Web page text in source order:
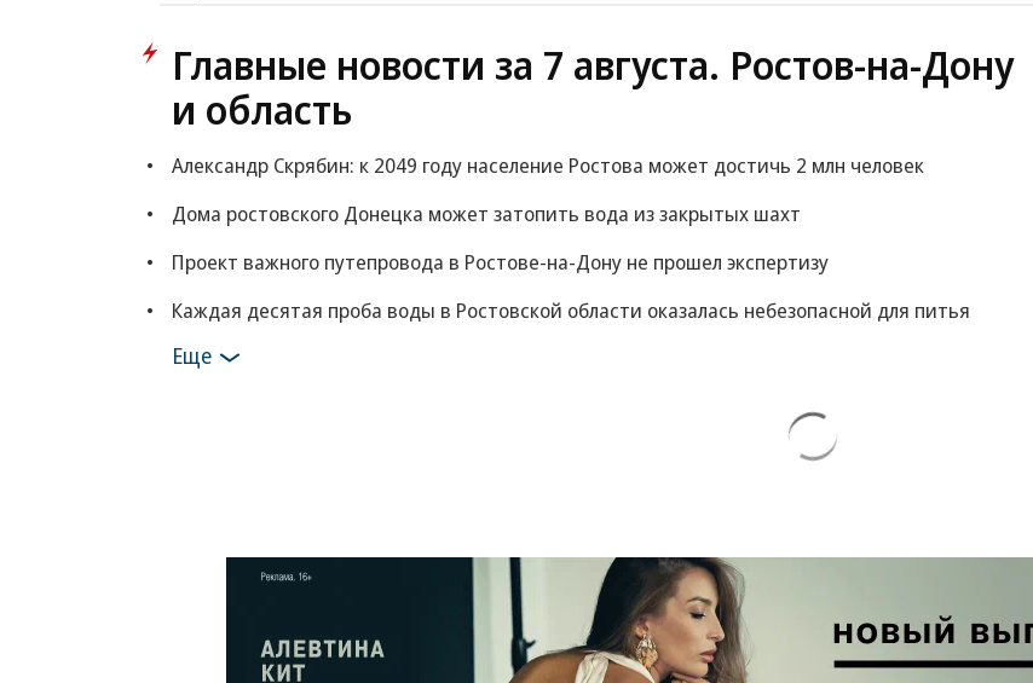
Главные новости за 7 августа. Ростов-на-Дону
и область
Александр Скрябин: к 2049 году население Ростова может достичь 2 млн человек
Дома ростовского Донецка может затопить вода из закрытых шахт
Проект важного путепровода в Ростове-на-Дону не прошел экспертизу
Каждая десятая проба воды в Ростовской области оказалась небезопасной для питья
Еще